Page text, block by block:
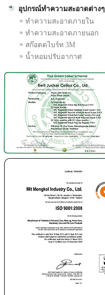
อุปกรณ์ทำความสะอาดต่างๆ
» ทำความสะอาดภายใน
» ทำความสะอาดภายนอก
» สก๊อตตไบร์ท 3M
» น้ำหอมปรับอากาศ